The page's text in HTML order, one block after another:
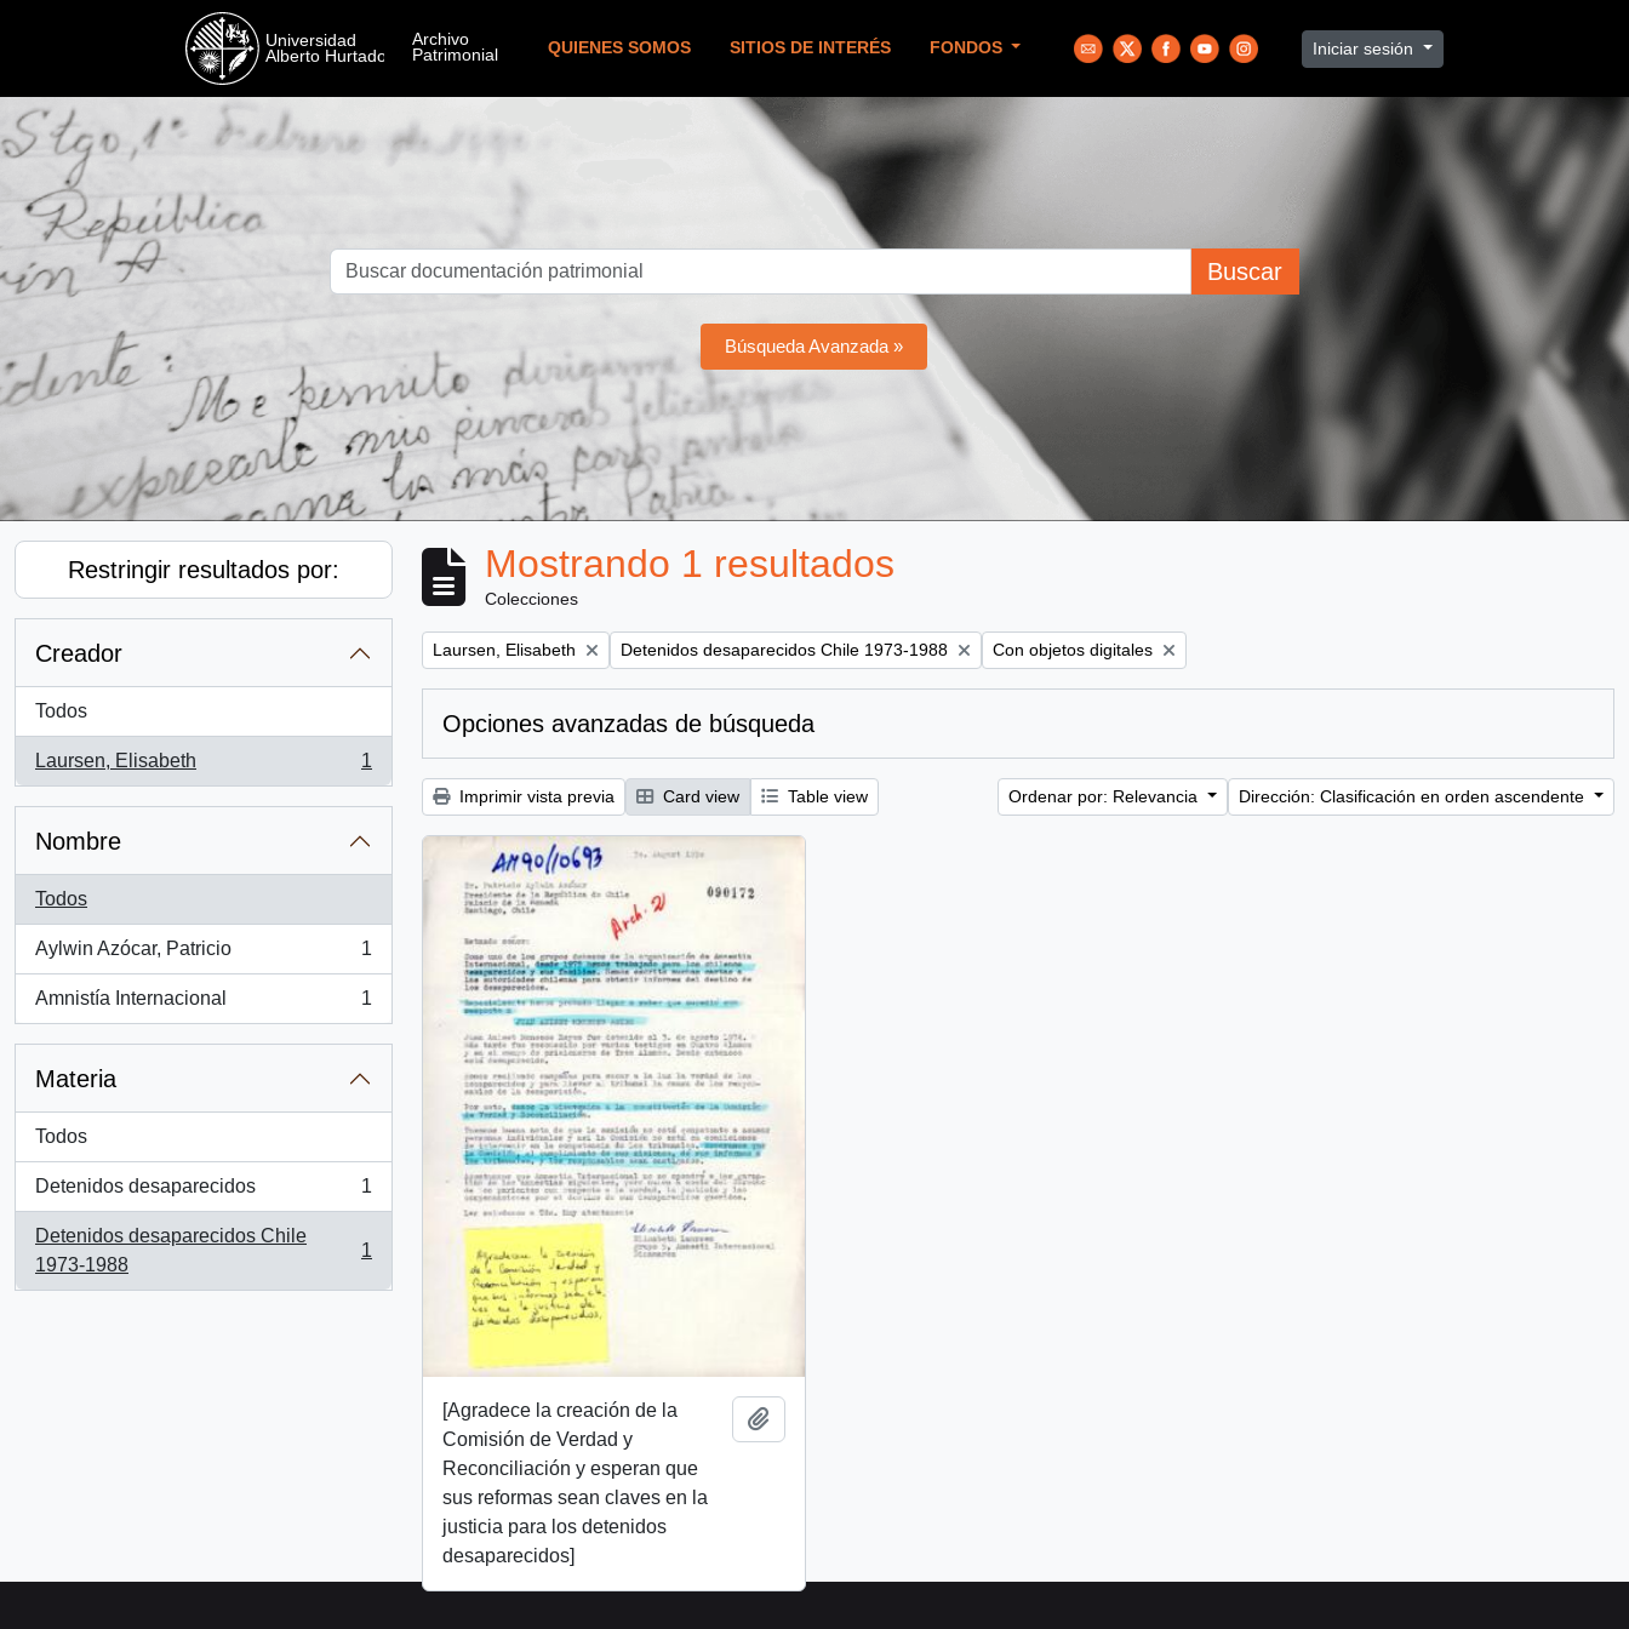
QUIENES SOMOS SITIOS DE INTERÉS FONDOS Iniciar sesión
Buscar
Búsqueda Avanzada »
Restringir resultados por:
Creador
Todos
Laursen, Elisabeth
, 1 resultados
1
Nombre
Todos
Aylwin Azócar, Patricio
, 1 resultados
1
Amnistía Internacional
, 1 resultados
1
Materia
Todos
Detenidos desaparecidos
, 1 resultados
1
Detenidos desaparecidos Chile
1973-1988
, 1 resultados
1
Mostrando 1 resultados
Colecciones
Remove filter:
Laursen, Elisabeth Remove filter:
Detenidos desaparecidos Chile 1973-1988 Remove filter:
Con objetos digitales
Opciones avanzadas de búsqueda
Imprimir vista previa Card view Table view Ordenar por: Relevancia Dirección: Clasificación en orden ascendente
[Agradece la creación de la
Comisión de Verdad y
Reconciliación y esperan que
sus reformas sean claves en la
justicia para los detenidos
desaparecidos]